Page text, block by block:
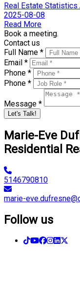
Real Estate Statistics
2025-08-08
Read More
Book a meeting.
Contact us
Full Name *
Email *
Phone *
Phone *
Message *
Let's Talk!
Marie-Eve
Residential
5146790810
marie-
Follow us